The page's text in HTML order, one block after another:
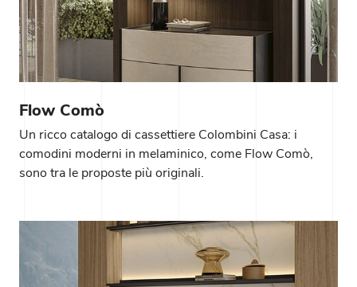
Flow Comò
Un ricco catalogo di cassettiere Colombini Casa: i
comodini moderni in melaminico, come Flow Comò,
sono tra le proposte più originali.